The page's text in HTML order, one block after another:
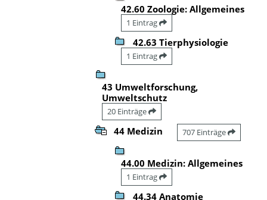
42.60 Zoologie: Allgemeines
1 Eintrag
42.63 Tierphysiologie
1 Eintrag
43 Umweltforschung,
Umweltschutz
20 Einträge
44 Medizin 707 Einträge
44.00 Medizin: Allgemeines
1 Eintrag
44.34 Anatomie